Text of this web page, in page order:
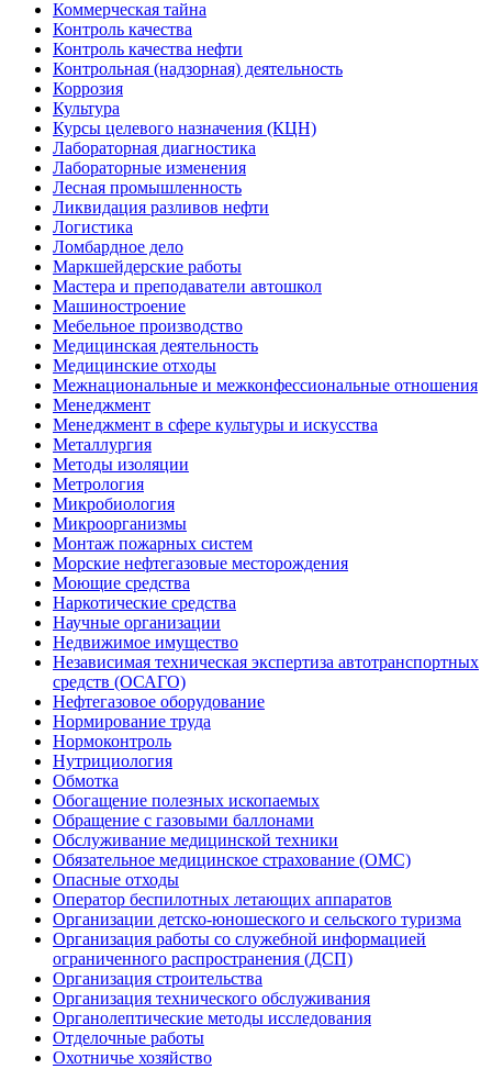
Коммерческая тайна
Контроль качества
Контроль качества нефти
Контрольная (надзорная) деятельность
Коррозия
Культура
Курсы целевого назначения (КЦН)
Лабораторная диагностика
Лабораторные изменения
Лесная промышленность
Ликвидация разливов нефти
Логистика
Ломбардное дело
Маркшейдерские работы
Мастера и преподаватели автошкол
Машиностроение
Мебельное производство
Медицинская деятельность
Медицинские отходы
Межнациональные и межконфессиональные отношения
Менеджмент
Менеджмент в сфере культуры и искусства
Металлургия
Методы изоляции
Метрология
Микробиология
Микроорганизмы
Монтаж пожарных систем
Морские нефтегазовые месторождения
Моющие средства
Наркотические средства
Научные организации
Недвижимое имущество
Независимая техническая экспертиза автотранспортных
средств (ОСАГО)
Нефтегазовое оборудование
Нормирование труда
Нормоконтроль
Нутрициология
Обмотка
Обогащение полезных ископаемых
Обращение с газовыми баллонами
Обслуживание медицинской техники
Обязательное медицинское страхование (ОМС)
Опасные отходы
Оператор беспилотных летающих аппаратов
Организации детско-юношеского и сельского туризма
Организация работы со служебной информацией
ограниченного распространения (ДСП)
Организация строительства
Организация технического обслуживания
Органолептические методы исследования
Отделочные работы
Охотничье хозяйство